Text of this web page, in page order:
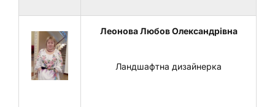
Леонова Любов Олександрівна
Ландшафтна дизайнерка